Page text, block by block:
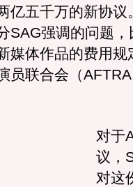
亿五千万的新协议
SAG强调的问题
媒体作品的费用规
员联合会（
对于
议，
对这